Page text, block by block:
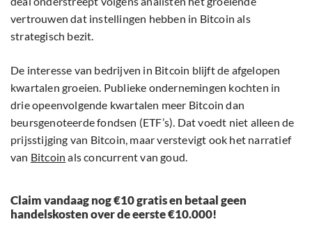
vertrouwen dat instellingen hebben in Bitcoin als
strategisch bezit.
De interesse van bedrijven in Bitcoin blijft de afgelopen
kwartalen groeien. Publieke ondernemingen kochten in
drie opeenvolgende kwartalen meer Bitcoin dan
beursgenoteerde fondsen (ETF’s). Dat voedt niet alleen de
prijsstijging van Bitcoin, maar verstevigt ook het narratief
van Bitcoin als concurrent van goud.
Claim vandaag nog €10 gratis en betaal geen
handelskosten over de eerste €10.000!